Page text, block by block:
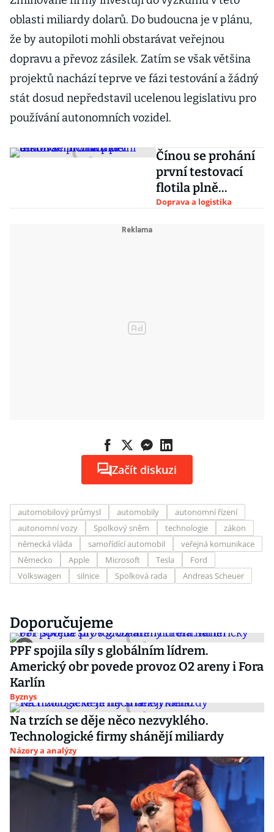
oblasti miliardy dolarů. Do budoucna je v plánu,
že by autopiloti mohli obstarávat veřejnou
dopravu a převoz zásilek. Zatím se však většina
projektů nachází teprve ve fázi testování a žádný
stát dosud nepředstavil ucelenou legislativu pro
používání autonomních vozidel.
Čínou se prohání
první testovací
flotila plně
autonomních
Doprava a logistika
Začít diskuzi
automobilový průmysl automobily
autonomní řízení
autonomní vozy
Spolkový sněm technologie
zákon
německá vláda
samořídící automobil
veřejná komunikace
Německo
Apple Microsoft Tesla
Ford
Volkswagen
silnice Spolková rada Andreas Scheuer
Doporučujeme
PPF spojila síly s globálním lídrem.
Americký obr povede provoz O2 areny i Fora
Karlín
Byznys
Na trzích se děje něco nezvyklého.
Technologické firmy shánějí miliardy
Názory a analýzy